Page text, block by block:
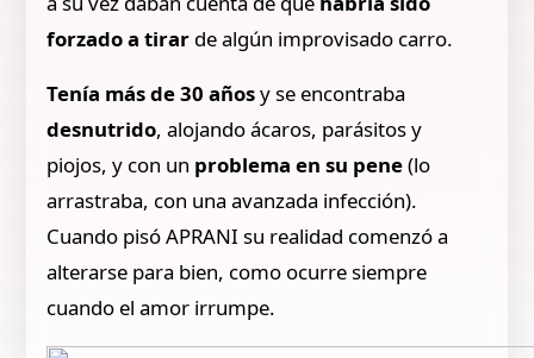
forzado a tirar de algún improvisado carro.
Tenía más de 30 añosy se encontraba
desnutrido, alojando ácaros, parásitos y
piojos, y con un problema en su pene(lo
arrastraba, con una avanzada infección).
Cuando pisó APRANI su realidad comenzó a
alterarse para bien, como ocurre siempre
cuando el amor irrumpe.